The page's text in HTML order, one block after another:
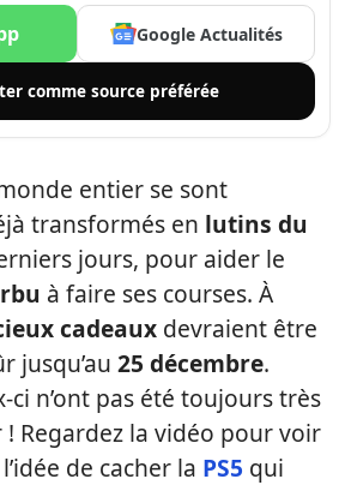
Google Actualités
comme source préférée
entier se sont
transformés en lutins du
jours, pour aider le
à faire ses courses. À
cadeaux devraient être
jusqu’au 25 décembre.
ci n’ont pas été toujours très
! Regardez la vidéo pour voir
de cacher la PS5 qui